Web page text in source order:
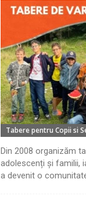
Tabere pentru Copii si
Din 2008 organizăm
adolescenți și familii,
a devenit o